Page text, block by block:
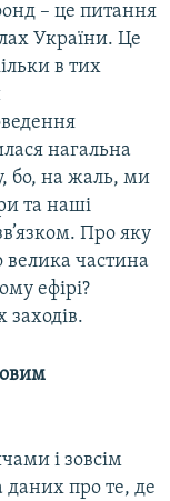
– це питання
України. Це
в тих
нагальна
бо, на жаль, ми
та наші
Про яку
частина
ефірі?
заходів.
і зовсім
даних про те, де